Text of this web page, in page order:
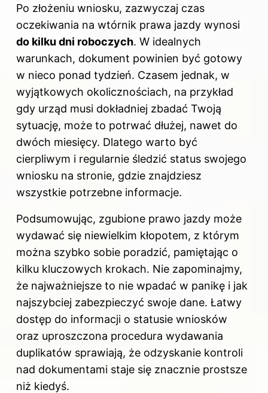
Po złożeniu wniosku, zazwyczaj czas
oczekiwania na wtórnik prawa jazdy wynosi
do kilku dni roboczych. W idealnych
warunkach, dokument powinien być gotowy
w nieco ponad tydzień. Czasem jednak, w
wyjątkowych okolicznościach, na przykład
gdy urząd musi dokładniej zbadać Twoją
sytuację, może to potrwać dłużej, nawet do
dwóch miesięcy. Dlatego warto być
cierpliwym i regularnie śledzić status swojego
wniosku na stronie, gdzie znajdziesz
wszystkie potrzebne informacje.
Podsumowując, zgubione prawo jazdy może
wydawać się niewielkim kłopotem, z którym
można szybko sobie poradzić, pamiętając o
kilku kluczowych krokach. Nie zapominajmy,
że najważniejsze to nie wpadać w panikę i jak
najszybciej zabezpieczyć swoje dane. Łatwy
dostęp do informacji o statusie wniosków
oraz uproszczona procedura wydawania
duplikatów sprawiają, że odzyskanie kontroli
nad dokumentami staje się znacznie prostsze
niż kiedyś.